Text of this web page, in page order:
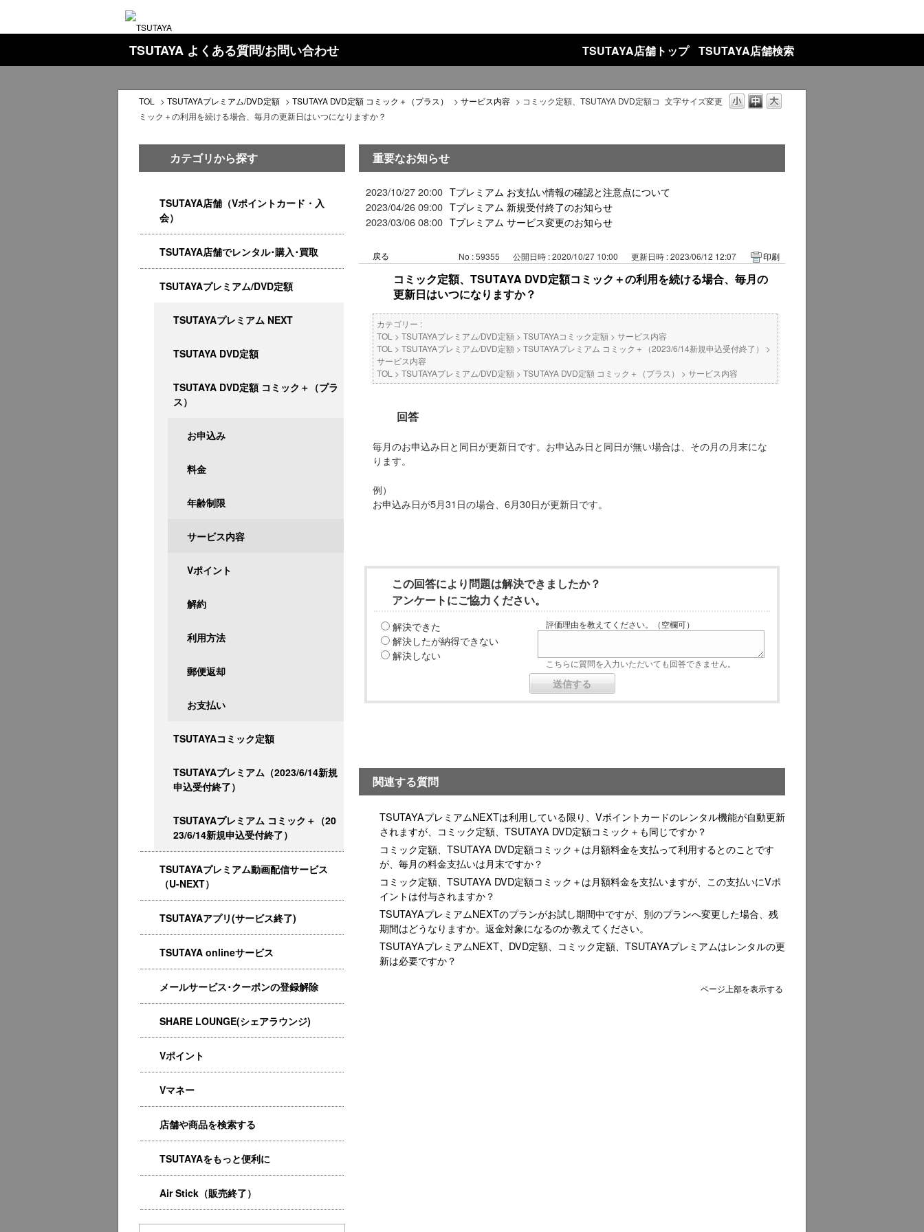
TSUTAYA よくある質問/お問い合わせ TSUTAYA店舗トップ TSUTAYA店舗検索
文字サイズ変更
TOL > TSUTAYAプレミアム/DVD定額 > TSUTAYA DVD定額 コミック＋（プラス） > サービス内容 > コミック定額、TSUTAYA DVD定額コ
ミック＋の利用を続ける場合、毎月の更新日はいつになりますか？
カテゴリから探す
TSUTAYA店舗（Vポイントカード・入
会）
TSUTAYA店舗でレンタル･購入･買取
TSUTAYAプレミアム/DVD定額
TSUTAYAプレミアム NEXT
TSUTAYA DVD定額
TSUTAYA DVD定額 コミック＋（プラ
ス）
お申込み
料金
年齢制限
サービス内容
Vポイント
解約
利用方法
郵便返却
お支払い
TSUTAYAコミック定額
TSUTAYAプレミアム（2023/6/14新規
申込受付終了）
TSUTAYAプレミアム コミック＋（20
23/6/14新規申込受付終了）
TSUTAYAプレミアム動画配信サービス
（U-NEXT）
TSUTAYAアプリ(サービス終了)
TSUTAYA onlineサービス
メールサービス･クーポンの登録解除
SHARE LOUNGE(シェアラウンジ)
Vポイント
Vマネー
店舗や商品を検索する
TSUTAYAをもっと便利に
Air Stick（販売終了）
重要なお知らせ
2023/10/27 20:00 Tプレミアム お支払い情報の確認と注意点について
2023/04/26 09:00 Tプレミアム 新規受付終了のお知らせ
2023/03/06 08:00 Tプレミアム サービス変更のお知らせ
戻る No : 59355 公開日時 : 2020/10/27 10:00 更新日時 : 2023/06/12 12:07 印刷
コミック定額、TSUTAYA DVD定額コミック＋の利用を続ける場合、毎月の
更新日はいつになりますか？
カテゴリー :
TOL > TSUTAYAプレミアム/DVD定額 > TSUTAYAコミック定額 > サービス内容
TOL > TSUTAYAプレミアム/DVD定額 > TSUTAYAプレミアム コミック＋（2023/6/14新規申込受付終了）
>
サービス内容
TOL > TSUTAYAプレミアム/DVD定額 > TSUTAYA DVD定額 コミック＋（プラス） > サービス内容
回答
毎月のお申込み日と同日が更新日です。お申込み日と同日が無い場合は、その月の月末にな
ります。
例）
お申込み日が5月31日の場合、6月30日が更新日です。
この回答により問題は解決できましたか？
アンケートにご協力ください。
解決できた
解決したが納得できない
解決しない
評価理由を教えてください。（空欄可）
こちらに質問を入力いただいても回答できません。
関連する質問
TSUTAYAプレミアムNEXTは利用している限り、Vポイントカードのレンタル機能が自動更新
されますが、コミック定額、TSUTAYA DVD定額コミック＋も同じですか？
コミック定額、TSUTAYA DVD定額コミック＋は月額料金を支払って利用するとのことです
が、毎月の料金支払いは月末ですか？
コミック定額、TSUTAYA DVD定額コミック＋は月額料金を支払いますが、この支払いにVポ
イントは付与されますか？
TSUTAYAプレミアムNEXTのプランがお試し期間中ですが、別のプランへ変更した場合、残
期間はどうなりますか。返金対象になるのか教えてください。
TSUTAYAプレミアムNEXT、DVD定額、コミック定額、TSUTAYAプレミアムはレンタルの更
新は必要ですか？
ページ上部を表示する